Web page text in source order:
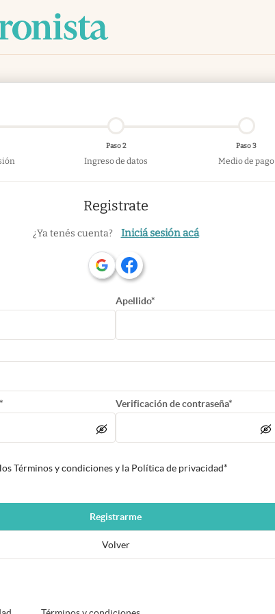
Paso 2
Ingreso de datos
Paso 3
Medio de pago
Registrate
¿Ya tenés cuenta? Iniciá sesión acá
Apellido*
Verificación de contraseña*
Términos y condiciones y la Política de privacidad*
Registrarme
Volver